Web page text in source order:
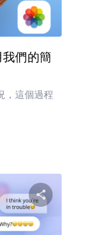
們的簡
，這個過程